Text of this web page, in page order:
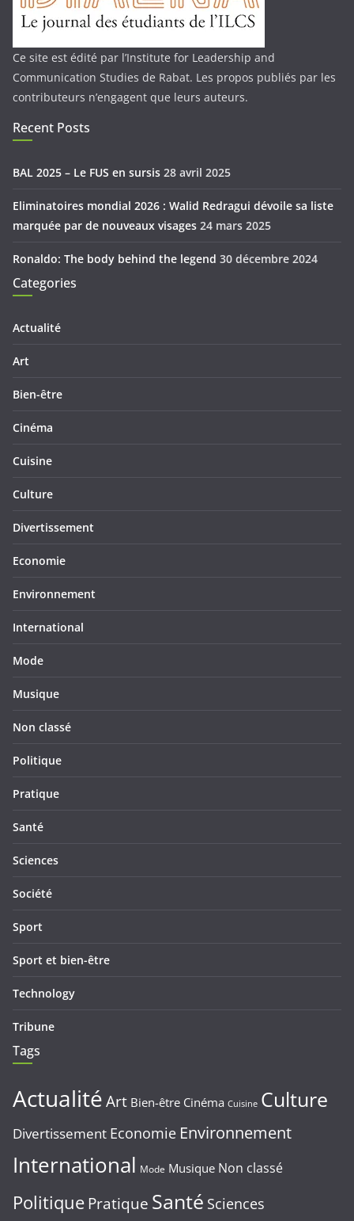
Ce site est édité par l’Institute for Leadership and
Communication Studies de Rabat. Les propos publiés par les
contributeurs n’engagent que leurs auteurs.
Recent Posts
BAL 2025 – Le FUS en sursis 28 avril 2025
Eliminatoires mondial 2026 : Walid Redragui dévoile sa liste
marquée par de nouveaux visages 24 mars 2025
Ronaldo: The body behind the legend 30 décembre 2024
Categories
Actualité
Art
Bien-être
Cinéma
Cuisine
Culture
Divertissement
Economie
Environnement
International
Mode
Musique
Non classé
Politique
Pratique
Santé
Sciences
Société
Sport
Sport et bien-être
Technology
Tribune
Tags
ActualitéArt Bien-être Cinéma Cuisine Culture
Divertissement Economie Environnement
International Mode Musique Non classé
Politique Pratique Santé Sciences